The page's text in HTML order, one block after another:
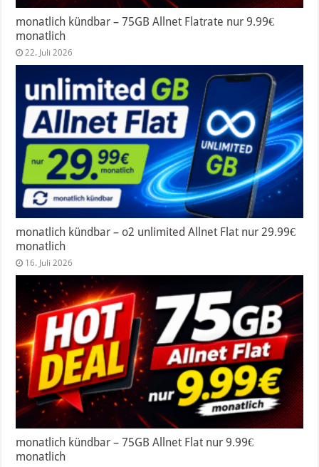
monatlich kündbar – 75GB Allnet Flatrate nur 9.99€
monatlich
22. Juli 2026
monatlich kündbar – o2 unlimited Allnet Flat nur 29.99€
monatlich
16. Juli 2026
monatlich kündbar – 75GB Allnet Flat nur 9.99€
monatlich